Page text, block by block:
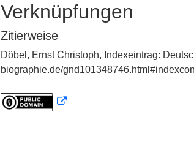
Verknüpfungen
Zitierweise
Döbel, Ernst Christoph, Indexeintrag:
biographie.de/